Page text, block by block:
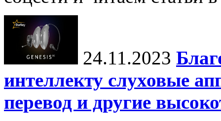
24.11.2023
интеллекту слуховые
перевод и другие